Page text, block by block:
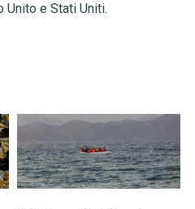
Unito e Stati Uniti.